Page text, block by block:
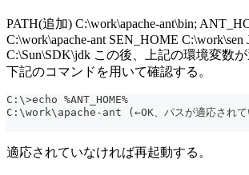
PATH(追加) C:\work\apache-ant\bin;
C:\work\apache-ant SEN_HOME
C:\Sun\SDK\jdk この後、上記の環境変数
下記のコマンドを用いて確認する。
C:\>echo %ANT_HOME%
C:\work\apache-ant (←OK、パスが適応されて
適応されていなければ再起動する。